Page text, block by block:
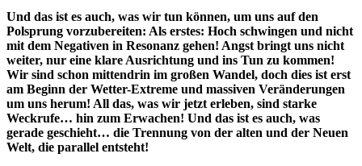
Und das ist es auch, was wir tun können, um uns auf den
Polsprung vorzubereiten: Als erstes: Hoch schwingen und nicht
mit dem Negativen in Resonanz gehen! Angst bringt uns nicht
weiter, nur eine klare Ausrichtung und ins Tun zu kommen!
Wir sind schon mittendrin im großen Wandel, doch dies ist erst
am Beginn der Wetter-Extreme und massiven Veränderungen
um uns herum! All das, was wir jetzt erleben, sind starke
Weckrufe… hin zum Erwachen! Und das ist es auch, was
gerade geschieht… die Trennung von der alten und der Neuen
Welt, die parallel entsteht!